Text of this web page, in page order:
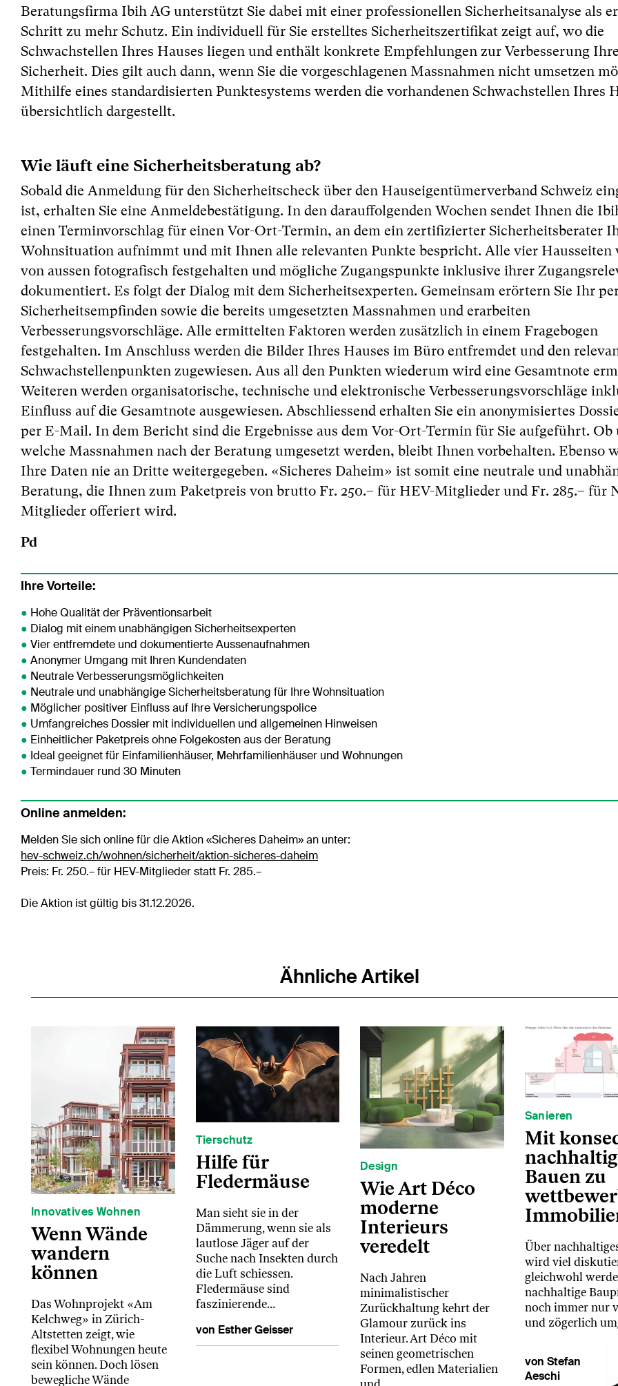
Beratungsfirma Ibih AG unterstützt Sie dabei mit einer professionellen Sicherheitsanalyse als
Schritt zu mehr Schutz. Ein individuell für Sie erstelltes Sicherheitszertifikat zeigt auf, wo die
Schwachstellen Ihres Hauses liegen und enthält konkrete Empfehlungen zur Verbesserung
Sicherheit. Dies gilt auch dann, wenn Sie die vorgeschlagenen Massnahmen nicht umsetzen
Mithilfe eines standardisierten Punktesystems werden die vorhandenen Schwachstellen Ihres
übersichtlich dargestellt.
Wie läuft eine Sicherheitsberatung ab?
Sobald die Anmeldung für den Sicherheitscheck über den Hauseigentümerverband Schweiz
ist, erhalten Sie eine Anmeldebestätigung. In den darauffolgenden Wochen sendet Ihnen die
einen Terminvorschlag für einen Vor-Ort-Termin, an dem ein zertifizierter Sicherheitsberater
Wohnsituation aufnimmt und mit Ihnen alle relevanten Punkte bespricht. Alle vier Hausseiten
von aussen fotografisch festgehalten und mögliche Zugangspunkte inklusive ihrer
dokumentiert. Es folgt der Dialog mit dem Sicherheitsexperten. Gemeinsam erörtern Sie Ihr
Sicherheitsempfinden sowie die bereits umgesetzten Massnahmen und erarbeiten
Verbesserungsvorschläge. Alle ermittelten Faktoren werden zusätzlich in einem Fragebogen
festgehalten. Im Anschluss werden die Bilder Ihres Hauses im Büro entfremdet und den
Schwachstellenpunkten zugewiesen. Aus all den Punkten wiederum wird eine Gesamtnote
Weiteren werden organisatorische, technische und elektronische Verbesserungsvorschläge
Einfluss auf die Gesamtnote ausgewiesen. Abschliessend erhalten Sie ein anonymisiertes
per E-Mail. In dem Bericht sind die Ergebnisse aus dem Vor-Ort-Termin für Sie aufgeführt. Ob
welche Massnahmen nach der Beratung umgesetzt werden, bleibt Ihnen vorbehalten. Ebenso
Ihre Daten nie an Dritte weitergegeben. «Sicheres Daheim» ist somit eine neutrale und
Beratung, die Ihnen zum Paketpreis von brutto Fr. 250.– für HEV-Mitglieder und Fr. 285.– für
Mitglieder offeriert wird.
Pd
Ihre Vorteile:
● Hohe Qualität der Präventionsarbeit
● Dialog mit einem unabhängigen Sicherheitsexperten
● Vier entfremdete und dokumentierte Aussenaufnahmen
● Anonymer Umgang mit Ihren Kundendaten
● Neutrale Verbesserungsmöglichkeiten
● Neutrale und unabhängige Sicherheitsberatung für Ihre Wohnsituation
● Möglicher positiver Einfluss auf Ihre Versicherungspolice
● Umfangreiches Dossier mit individuellen und allgemeinen Hinweisen
● Einheitlicher Paketpreis ohne Folgekosten aus der Beratung
● Ideal geeignet für Einfamilienhäuser, Mehrfamilienhäuser und Wohnungen
● Termindauer rund 30 Minuten
Online anmelden:
Melden Sie sich online für die Aktion «Sicheres Daheim» an unter:
hev-schweiz.ch/wohnen/sicherheit/aktion-sicheres-daheim
Preis: Fr. 250.– für HEV-Mitglieder statt Fr. 285.–
Die Aktion ist gültig bis 31.12.2026.
Ähnliche Artikel
Innovatives Wohnen
Wenn Wände
wandern
können
Das Wohnprojekt «Am
Kelchweg» in Zürich-
Altstetten zeigt, wie
flexibel Wohnungen heute
sein können. Doch lösen
bewegliche Wände
Tierschutz
Hilfe für
Fledermäuse
Man sieht sie in der
Dämmerung, wenn sie als
lautlose Jäger auf der
Suche nach Insekten durch
die Luft schiessen.
Fledermäuse sind
faszinierende…
von Esther Geisser
Design
Wie Art Déco
moderne
Interieurs
veredelt
Nach Jahren
minimalistischer
Zurückhaltung kehrt der
Glamour zurück ins
Interieur. Art Déco mit
seinen geometrischen
Formen, edlen Materialien
Sanieren
Mit
Bauen zu
Über
wird viel
gleichwohl
nachhaltige
noch immer nur
und zögerlich
von Stefan
Aeschi